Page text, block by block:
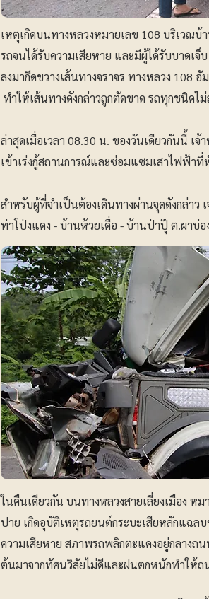
เหตุเกิดบนทางหลวงหมายเลข 108 บริเวณ
รถจนได้รับความเสียหาย และมีผู้ได้รับบาดเ
ลงมากีดขวางเส้นทางจราจร ทางหลวง 108
ทำให้เส้นทางดังกล่าวถูกตัดขาด รถทุกชนิดไ
ล่าสุดเมื่อเวลา 08.30 น. ของวันเดียวกันนี้ เ
เข้าเร่งกู้สถานการณ์และซ่อมแซมเสาไฟฟ้าที่
สำหรับผู้ที่จำเป็นต้องเดินทางผ่านจุดดังกล่า
ท่าโป่งแดง - บ้านห้วยเดื่อ - บ้านป่าปุ๊ ต.ผาบ่
ในคืนเดียวกัน บนทางหลวงสายเลี่ยงเมือง ห
ปาย เกิดอุบัติเหตุรถยนต์กระบะเสียหลักแฉล
ความเสียหาย สภาพรถพลิกตะแคงอยู่กลางถน
ต้นมาจากทัศนวิสัยไม่ดีและฝนตกหนักทำให้